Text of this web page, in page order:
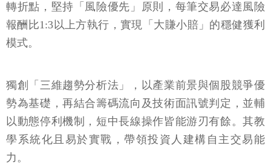
轉折點，堅持「風險優先」原則，每筆交易必達風險
報酬比1:3以上方執行，實現「大賺小賠」的穩健獲利
模式。
獨創「三維趨勢分析法」，以產業前景與個股競爭優
勢為基礎，再結合籌碼流向及技術面訊號判定，並輔
以動態停利機制，短中長線操作皆能游刃有餘。其教
學系統化且易於實戰，帶領投資人建構自主交易能
力。